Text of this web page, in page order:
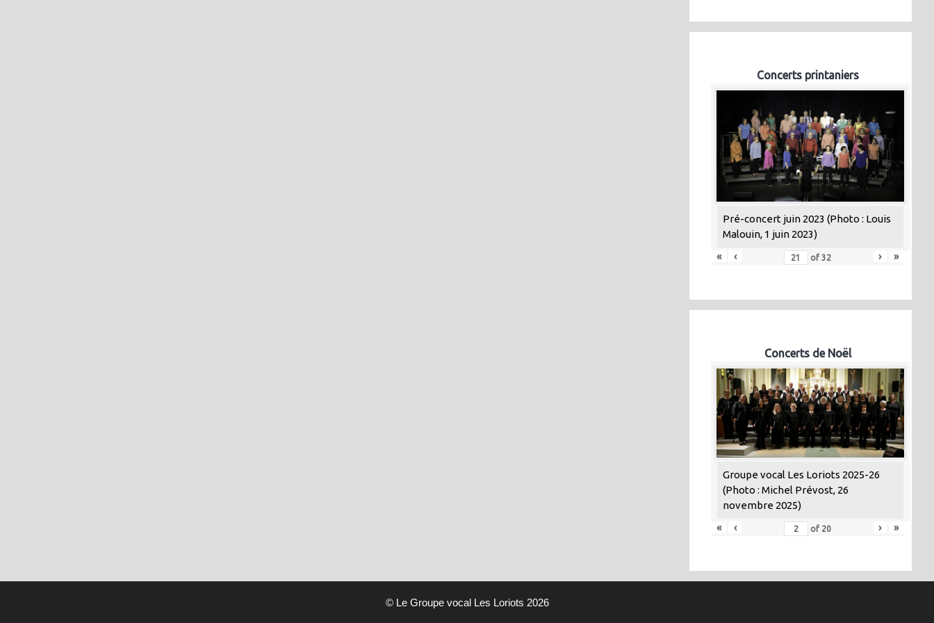
Concerts printaniers
Pré-concert juin 2023 (Photo : Louis
Malouin, 1 juin 2023)
«
‹ of 32 › »
Concerts de Noël
Groupe vocal Les Loriots 2025-26
(Photo : Michel Prévost, 26
novembre 2025)
«
‹ of 20 › »
© Le Groupe vocal Les Loriots 2026